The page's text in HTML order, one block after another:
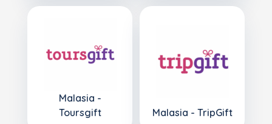
Malasia -
Toursgift
Malasia - TripGift